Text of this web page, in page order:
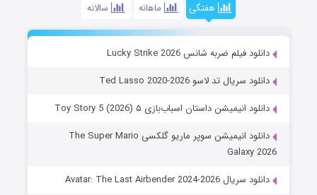
هفتگی ماهانه سالانه
دانلود فیلم ضربه شانس Lucky Strike 2026
دانلود سریال تد لاسو Ted Lasso 2020-2026
دانلود انیمیشن داستان اسباب‌بازی ۵ Toy Story 5 (2026)
دانلود انیمیشن سوپر ماریو گلکسی The Super Mario
Galaxy 2026
دانلود سریال Avatar: The Last Airbender 2024-2026